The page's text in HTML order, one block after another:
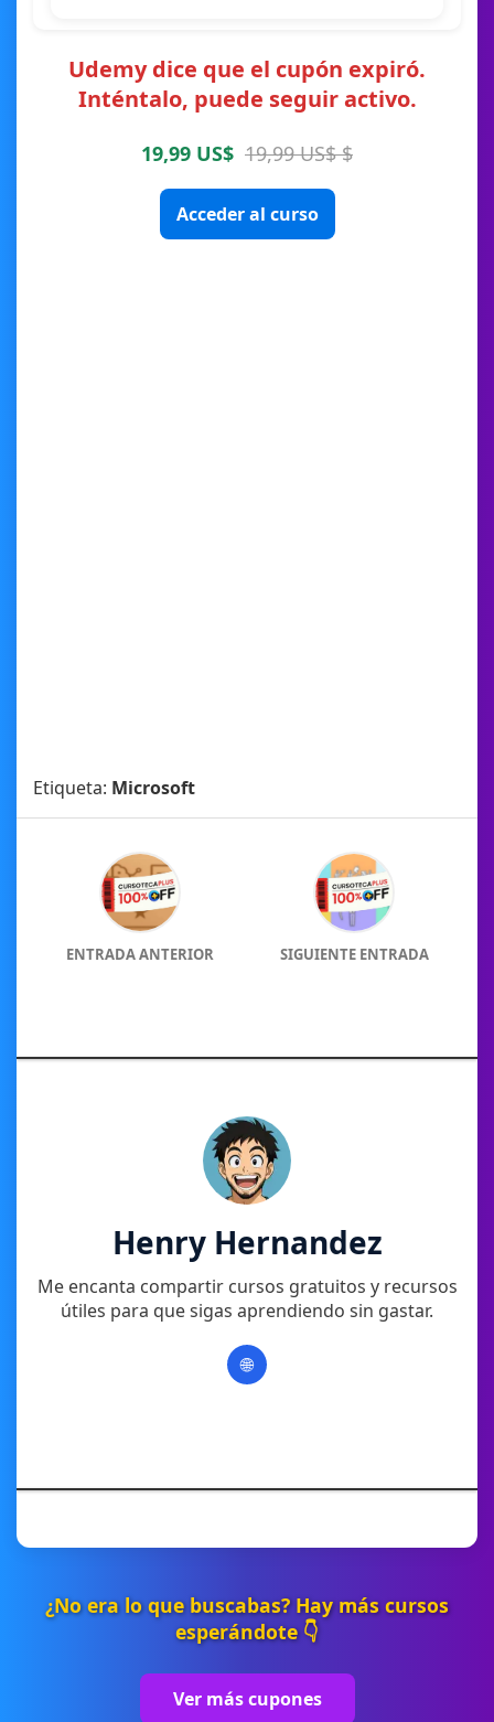
Udemy dice que el cupón expiró.
Inténtalo, puede seguir activo.
19,99 US$ 19,99 US$ $
Acceder al curso
Etiqueta: Microsoft
ENTRADA ANTERIOR SIGUIENTE ENTRADA
Henry Hernandez
Me encanta compartir cursos gratuitos y recursos
útiles para que sigas aprendiendo sin gastar.
🌐
¿No era lo que buscabas? Hay más cursos
esperándote 👇
Ver más cupones